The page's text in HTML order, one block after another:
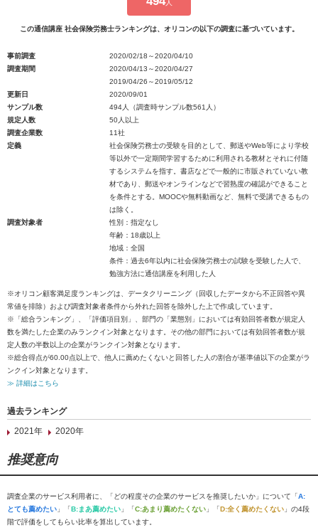
人
この通信講座 社会保険労務士ランキングは、オリコンの以下の調査に基づいています。
事前調査
2020/02/18～2020/04/10
調査期間
2020/04/13～2020/04/27
2019/04/26～2019/05/12
更新日
2020/09/01
サンプル数
494人（調査時サンプル数561人）
規定人数
50人以上
調査企業数
11社
定義
社会保険労務士の受験を目的として、郵送やWeb等により学校
等以外で一定期間学習するために利用される教材とそれに付随
するシステムを指す。書店などで一般的に市販されていない教
材であり、郵送やオンラインなどで習熟度の確認ができること
を条件とする。MOOCや無料動画など、無料で受講できるもの
は除く。
調査対象者
性別：指定なし
年齢：18歳以上
地域：全国
条件：過去6年以内に社会保険労務士の試験を受験した人で、
勉強方法に通信講座を利用した人
※オリコン顧客満足度ランキングは、データクリーニング（回収したデータから不正回答や異
常値を排除）および調査対象者条件から外れた回答を除外した上で作成しています。
※「総合ランキング」、「評価項目別」、部門の「業態別」においては有効回答者数が規定人
数を満たした企業のみランクイン対象となります。その他の部門においては有効回答者数が規
定人数の半数以上の企業がランクイン対象となります。
※総合得点が60.00点以上で、他人に薦めたくないと回答した人の割合が基準値以下の企業がラ
ンクイン対象となります。
≫ 詳細はこちら
過去ランキング
2021年
2020年
推奨意向
調査企業のサービス利用者に、「どの程度その企業のサービスを推奨したいか」について「A:
とても薦めたい 」「B:まあ薦めたい 」「C:あまり薦めたくない 」「D:全く薦めたくない 」の4段
階で評価をしてもらい比率を算出しています。